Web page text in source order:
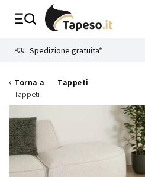
Spedizione gratuita*
Torna a
Tappeti
Tappeti